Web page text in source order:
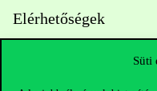
Süti
Elérhetőségek
Telefonszám: +36 1 482